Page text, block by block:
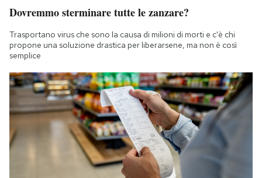
Dovremmo sterminare tutte le zanzare?
Trasportano virus che sono la causa di milioni di morti e c'è chi
propone una soluzione drastica per liberarsene, ma non è così
semplice